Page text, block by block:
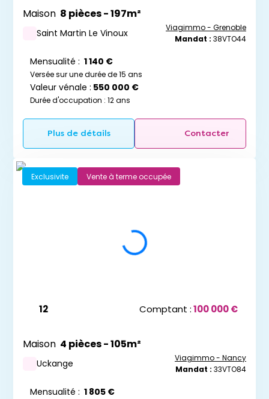
Maison 8 pièces - 197m²
Saint Martin Le Vinoux
Viagimmo - Grenoble
Mandat : 38VTO44
Mensualité : 1 140 €
Versée sur une durée de 15 ans
Valeur vénale : 550 000 €
Durée d'occupation : 12 ans
Plus de détails Contacter
Exclusivite Vente à terme occupée
12 Comptant :100 000 €
Maison 4 pièces - 105m²
Uckange
Viagimmo - Nancy
Mandat : 33VTO84
Mensualité : 1 805 €